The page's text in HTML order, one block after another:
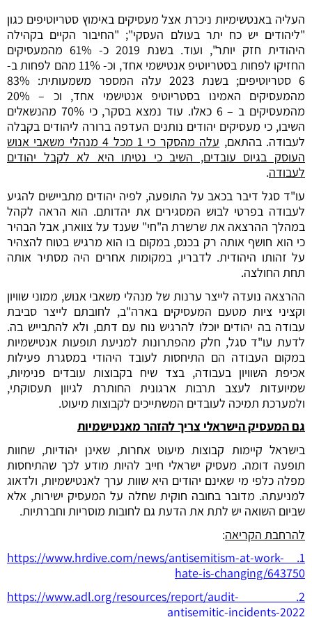
העליה באנטשימיות ניכרת אצל מעסיקים באימוץ סטריוטיפים כגון
"ליהודים יש כח יתר בעולם העסקי"; "החיבור הקיים בקהילה
היהודית חזק יותר", ועוד. בשנת 2019 כ- 61% מהמעסיקים
החזיקו לפחות בסטריוטיפ אנטישמי אחד, וכ- 11% מהם לפחות ב-
6 סטריוטיפים; בשנת 2023 עלה המספר משמעותית: 83%
מהמעסיקים האמינו בסטריוטיפ אנטישמי אחד, וכ – 20%
מהמעסיקים ב – 6 כאלו. עוד נמצא בסקר, כי 70% מהנשאלים
השיבו, כי מעסיקים יהודים נותנים העדפה ברורה ליהודים בקבלה
לעבודה. בהתאם,
עלה מהסקר כי 1 מכל 4 מנהלי משאבי אנוש
העוסק בגיוס עובדים, השיב כי נטיתו היא לא לקבל יהודים
לעבודה.
עו"ד סגל דיבר בכאב על התופעה, לפיה יהודים מתביישים להגיע
לעבודה בפרטי לבוש המסגירים את יהדותם. הוא הראה לקהל
במהלך ההרצאה את שרשרת ה"חי" שענד על צווארו, אבל הבהיר
כי הוא חושף אותה רק בכנס, במקום בו הוא מרגיש בטוח להצהיר
על זהותו היהודית. לדבריו, במקומות אחרים היה מסתיר אותה
תחת החולצה.
ההרצאה נועדה לייצר ערנות של מנהלי משאבי אנוש, ממוני שוויון
וקציני ציות מטעם המעסיקים בארה"ב, לחובתם לייצר סביבת
עבודה בה יהודים יוכלו להרגיש נוח עם דתם, ולא להתבייש בה.
לדעת עו"ד סגל, חלק מהפתרונות למניעת תופעות אנטישמיות
במקום העבודה הם התיחסות לעובד היהודי במסגרת פעילות
אכיפת השוויון בעבודה, בצד שיח בקבוצות עובדים פנימיות,
שמיועדות לעצב תרבות ארגונית החותרת לגיוון תעסוקתי,
ולמערכת תמיכה לעובדים המשתייכים לקבוצות מיעוט.
גם המעסיק הישראלי צריך להזהר מאנטישמיות
בישראל קיימות קבוצות מיעוט אחרות, שאינן יהודיות, שחוות
תופעה דומה. מעסיק ישראלי חייב להיות מודע לכך שהתיחסות
מפלה כלפי מי שאינם יהודים היא שוות ערך לאנטישמיות, ולדאוג
למניעתה. מדובר בחובה חוקית שחלה על המעסיק ישירות, אלא
שביום השואה יש לתת את הדעת גם לחובות מוסריות וחברתיות.
להרחבת הקריאה:
1. https://www.hrdive.com/news/antisemitism-at-work-
hate-is-changing/643750
2. https://www.adl.org/resources/report/audit-
antisemitic-incidents-2022